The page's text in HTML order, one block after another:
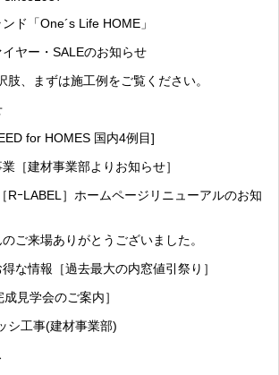
ド「One´s Life HOME」
ヤー・SALEのお知らせ
肢、まずは施工例をご覧ください。
for HOMES 国内4例目]
［建材事業部よりお知らせ］
RｰLABEL］ホームページリニューアルのお知
ご来場ありがとうございました。
な情報［過去最大の内窓値引祭り］
見学会のご案内］
シ工事(建材事業部)